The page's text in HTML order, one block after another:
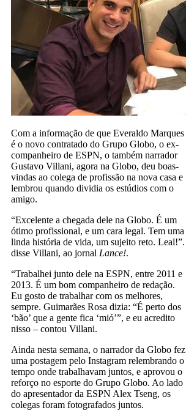
Com a informação de que Everaldo Marques
é o novo contratado do Grupo Globo, o ex-
companheiro de ESPN, o também narrador
Gustavo Villani, agora na Globo, deu boas-
vindas ao colega de profissão na nova casa e
lembrou quando dividia os estúdios com o
amigo.
“Excelente a chegada dele na Globo. É um
ótimo profissional, e um cara legal. Tem uma
linda história de vida, um sujeito reto. Leal!”.
disse Villani, ao jornal Lance!.
“Trabalhei junto dele na ESPN, entre 2011 e
2013. É um bom companheiro de redação.
Eu gosto de trabalhar com os melhores,
sempre. Guimarães Rosa dizia: “É perto dos
‘bão’ que a gente fica ‘mió’”, e eu acredito
nisso – contou Villani.
Ainda nesta semana, o narrador da Globo fez
uma postagem pelo Instagram relembrando o
tempo onde trabalhavam juntos, e aprovou o
reforço no esporte do Grupo Globo. Ao lado
do apresentador da ESPN Alex Tseng, os
colegas foram fotografados juntos.